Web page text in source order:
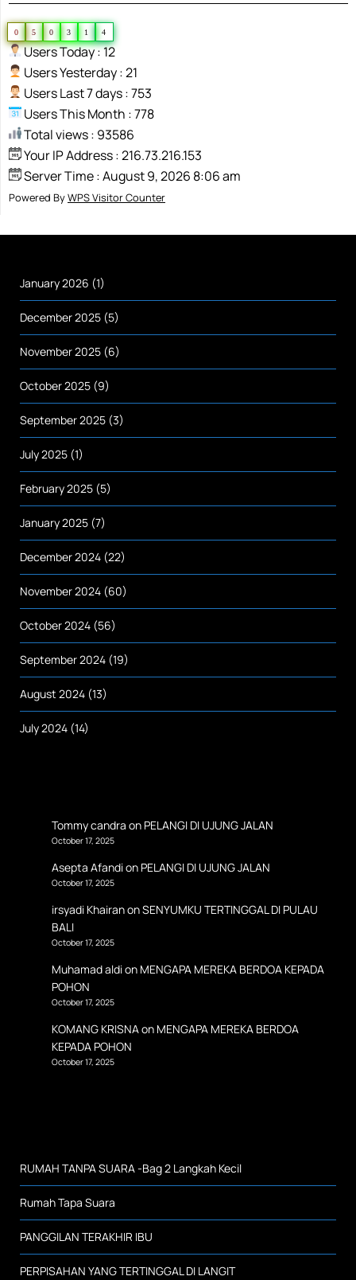
0 5 0 3 1 4
Users Today : 12
Users Yesterday : 21
Users Last 7 days : 753
Users This Month : 778
Total views : 93586
Your IP Address : 216.73.216.153
Server Time : August 9, 2026 8:06 am
Powered ByWPS Visitor Counter
January 2026 (1)
December 2025 (5)
November 2025 (6)
October 2025 (9)
September 2025 (3)
July 2025 (1)
February 2025 (5)
January 2025 (7)
December 2024 (22)
November 2024 (60)
October 2024 (56)
September 2024 (19)
August 2024 (13)
July 2024 (14)
Tommy candra on PELANGI DI UJUNG JALAN
October 17, 2025
Asepta Afandion PELANGI DI UJUNG JALAN
October 17, 2025
irsyadi KhairanonSENYUMKU TERTINGGAL DI PULAU
BALI
October 17, 2025
Muhamad aldion MENGAPA MEREKA BERDOA KEPADA
POHON
October 17, 2025
KOMANG KRISNAon MENGAPA MEREKA BERDOA
KEPADA POHON
October 17, 2025
RUMAH TANPA SUARA -Bag 2 Langkah Kecil
Rumah Tapa Suara
PANGGILAN TERAKHIR IBU
PERPISAHAN YANG TERTINGGAL DI LANGIT